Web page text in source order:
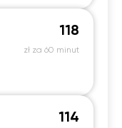
118
zł za 60 minut
114